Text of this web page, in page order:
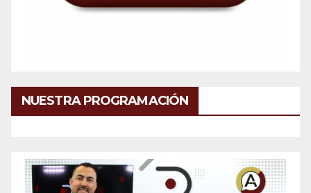
NUESTRA PROGRAMACIÓN